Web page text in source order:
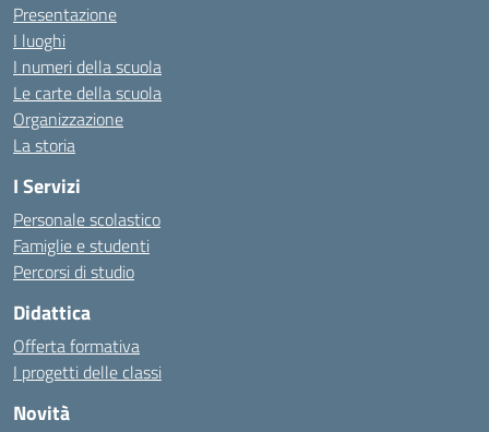
Presentazione
I luoghi
I numeri della scuola
Le carte della scuola
Organizzazione
La storia
I Servizi
Personale scolastico
Famiglie e studenti
Percorsi di studio
Didattica
Offerta formativa
I progetti delle classi
Novità